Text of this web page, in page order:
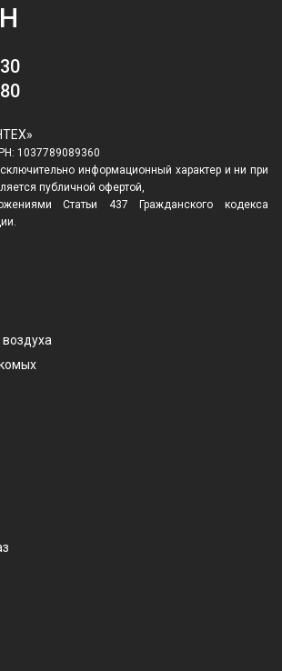
1037789089360
информационный характер и ни при
публичной офертой,
Статьи 437 Гражданского кодекса